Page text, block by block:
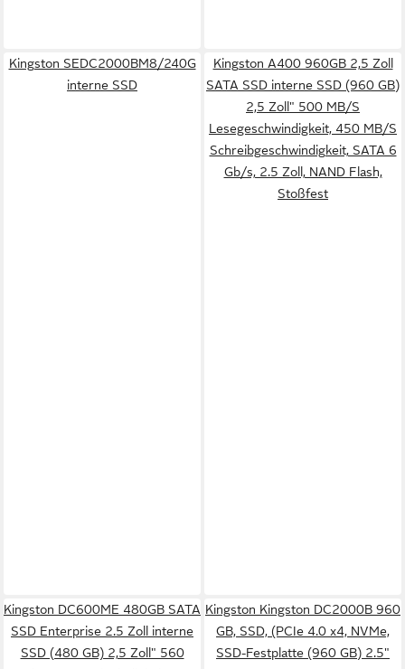
Kingston SEDC2000BM8/240G
interne SSD
Kingston A400 960GB 2,5 Zoll
SATA SSD interne SSD (960 GB)
2,5 Zoll" 500 MB/S
Lesegeschwindigkeit, 450 MB/S
Schreibgeschwindigkeit, SATA 6
Gb/s, 2.5 Zoll, NAND Flash,
Stoßfest
Kingston DC600ME 480GB SATA
SSD Enterprise 2.5 Zoll interne
SSD (480 GB) 2,5 Zoll" 560
Kingston Kingston DC2000B 960
GB, SSD, (PCIe 4.0 x4, NVMe,
SSD-Festplatte (960 GB) 2.5"